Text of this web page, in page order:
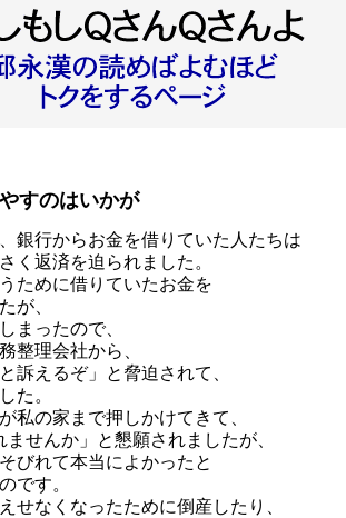
すのはいかが
銀行からお金を借りていた人たちは
く返済を迫られました。
ために借りていたお金を
が、
まったので、
整理会社から、
訴えるぞ」と脅迫されて、
た。
私の家まで押しかけてきて、
ませんか」と懇願されましたが、
びれて本当によかったと
です。
せなくなったために倒産したり、